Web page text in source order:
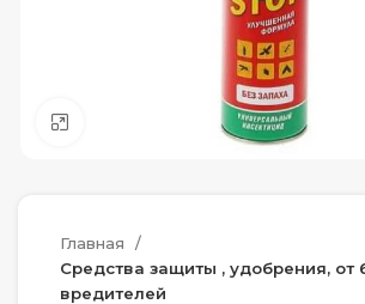
Нажмите, чтобы увеличить
Главная
Средства защиты , удобрения, от
вредителей